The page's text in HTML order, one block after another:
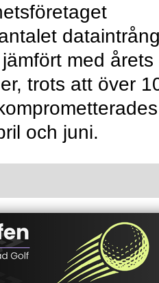
med årets
trots att över
och juni.